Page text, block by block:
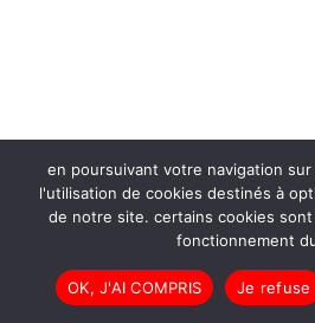
en poursuivant votre navigation
l'utilisation de cookies destinés à
de notre site. certains cookies
fonctionnement
OK, J'AI COMPRIS Je refuse